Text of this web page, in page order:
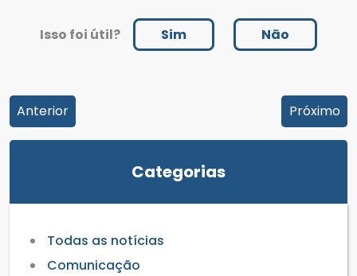
Isso foi útil? Sim Não
Anterior Próximo
Categorias
Todas as notícias
Comunicação